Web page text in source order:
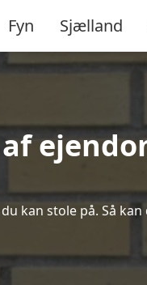
Fyn Sjælland
kan stole på. Så